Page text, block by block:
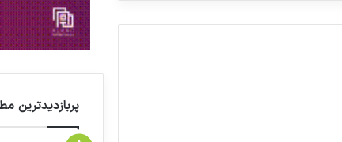
پربازدیدترین